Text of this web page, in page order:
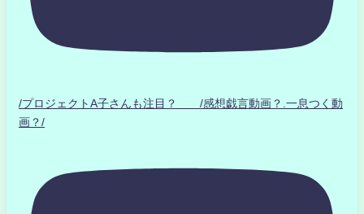
/プロジェクトA子さんも注目？ /感想戯言動画？.一息つく動
画？/